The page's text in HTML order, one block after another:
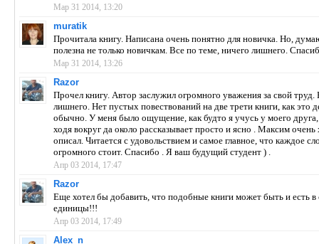
Мар 31 2014, 13:20
muratik
Прочитала книгу. Написана очень понятно для новичка. Но,
полезна не только новичкам. Все по теме, ничего лишнего.
Мар 31 2014, 13:26
Razor
Прочел книгу. Автор заслужил огромного уважения за свой труд.
лишнего. Нет пустых повествований на две трети книги, как это
обычно. У меня было ощущение, как будто я учусь у моего
ходя вокруг да около рассказывает просто и ясно . Максим
описал. Читается с удовольствием и самое главное, что каждое
огромного стоит. Спасибо . Я ваш будущий студент ) .
Апр 03 2014, 17:47
Razor
Еще хотел бы добавить, что подобные книги может быть и есть в
единицы!!!
Апр 03 2014, 17:49
Alex_n